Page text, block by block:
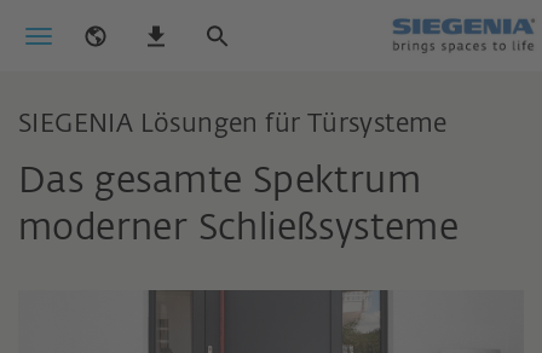
SIEGENIA Lösungen für Türsysteme
Das gesamte Spektrum
moderner Schließsysteme